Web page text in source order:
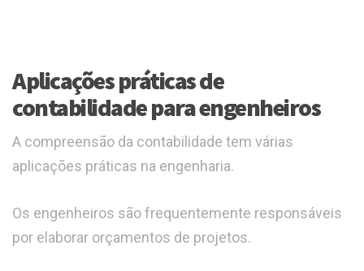
Aplicações práticas de
contabilidade para engenheiros
A compreensão da contabilidade tem várias
aplicações práticas na engenharia.
Os engenheiros são frequentemente responsáveis
por elaborar orçamentos de projetos.